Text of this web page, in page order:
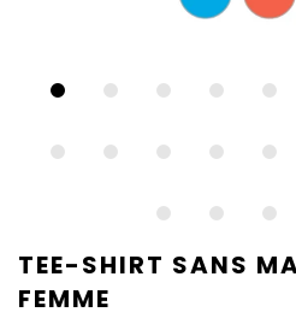
TEE-SHIRT SANS
FEMME